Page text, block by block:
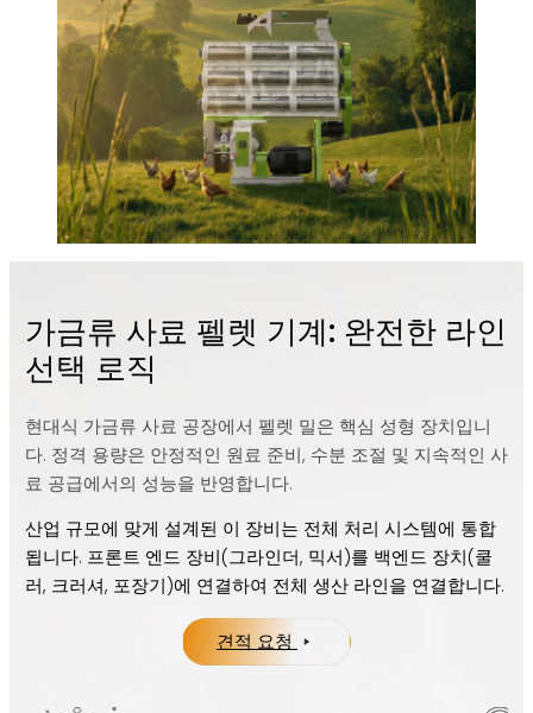
가금류 사료 펠렛 기계: 완전한 라인
선택 로직
현대식 가금류 사료 공장에서 펠렛 밀은 핵심 성형 장치입니
다. 정격 용량은 안정적인 원료 준비, 수분 조절 및 지속적인 사
료 공급에서의 성능을 반영합니다.
산업 규모에 맞게 설계된 이 장비는 전체 처리 시스템에 통합
됩니다. 프론트 엔드 장비(그라인더, 믹서)를 백엔드 장치(쿨
러, 크러셔, 포장기)에 연결하여 전체 생산 라인을 연결합니다.
견적 요청